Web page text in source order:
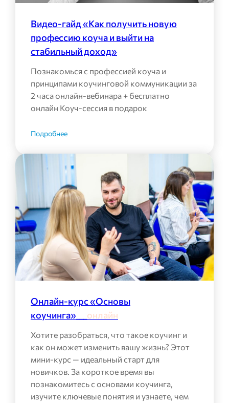
Видео-гайд «Как получить новую
профессию коуча и выйти на
стабильный доход»
Познакомься с профессией коуча и
принципами коучинговой коммуникации за
2 часа онлайн-вебинара + бесплатно
онлайн Коуч-сессия в подарок
Подробнее
Онлайн-курс «Основы
коучинга»___ онлайн
Хотите разобраться, что такое коучинг и
как он может изменить вашу жизнь? Этот
мини-курс — идеальный старт для
новичков. За короткое время вы
познакомитесь с основами коучинга,
изучите ключевые понятия и узнаете, чем